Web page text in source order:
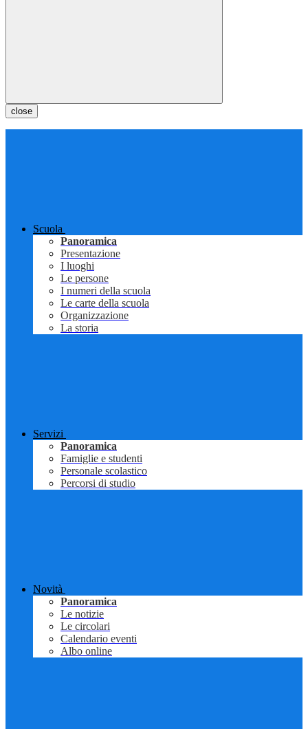
close
Scuola
Panoramica
Presentazione
I luoghi
Le persone
I numeri della scuola
Le carte della scuola
Organizzazione
La storia
Servizi
Panoramica
Famiglie e studenti
Personale scolastico
Percorsi di studio
Novità
Panoramica
Le notizie
Le circolari
Calendario eventi
Albo online